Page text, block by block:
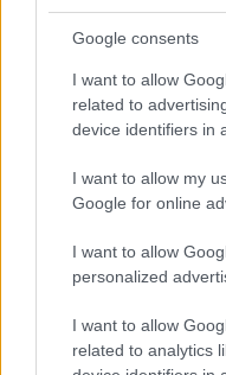
Google consents
I want to allow
related to
device identifiers in
I want to allow my
Google for online
I want to allow
personalized
I want to allow
related to analytics
walkoweremkoszulkę
pójść śladami Sony,